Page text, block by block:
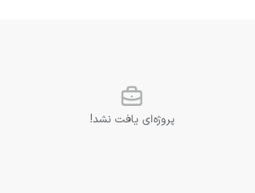
پروژه‌ای یافت نشد!